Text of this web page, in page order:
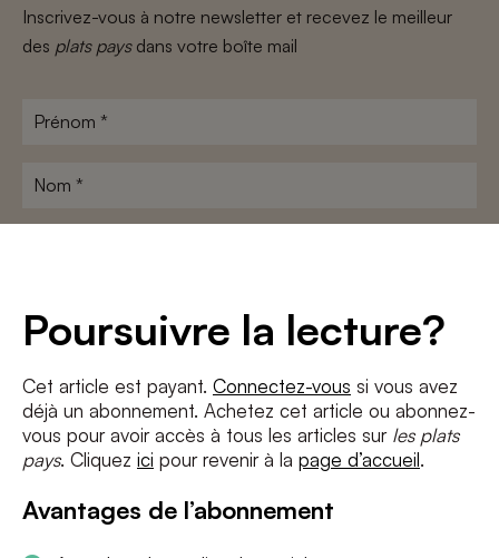
Poursuivre la lecture?
Cet article est payant. Connectez-vous si vous avez
déjà un abonnement. Achetez cet article ou abonnez-
vous pour avoir accès à tous les articles sur les plats
pays. Cliquez ici pour revenir à la page d’accueil.
Avantages de l’abonnement
Inscrivez-vous à notre newsletter et recevez le meilleur
des plats paysdans votre boîte mail
Prénom
Nom
J'accepte les termes et conditions etla politique de confidentialité
S'INSCRIRE